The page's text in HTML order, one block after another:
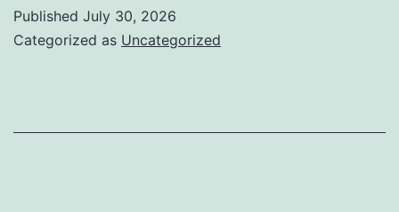
Published July 30, 2026
Categorized as Uncategorized